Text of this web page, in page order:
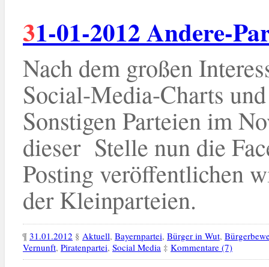
31-01-2012 Andere-
Nach dem großen
Social-Media-Charts
Sonstigen Parteien im
dieser Stelle nun die
Posting
der Kleinparteien.
¶ 31.01.2012 § Aktuell, Bayernpartei, Bürger in Wut,
Vernunft, Piratenpartei, Social Media ‡ Kommentare (7)